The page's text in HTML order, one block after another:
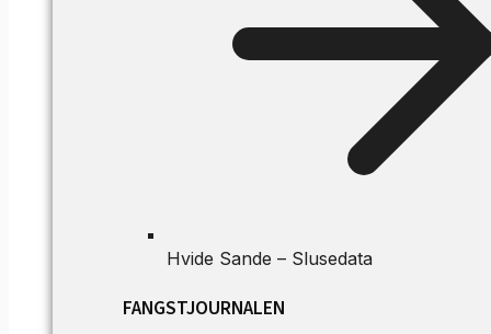
Hvide Sande – Slusedata
FANGSTJOURNALEN